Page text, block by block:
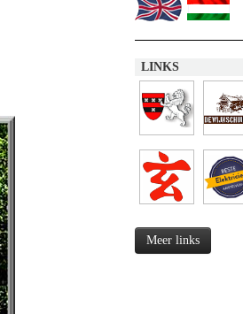
LINKS
Meer links